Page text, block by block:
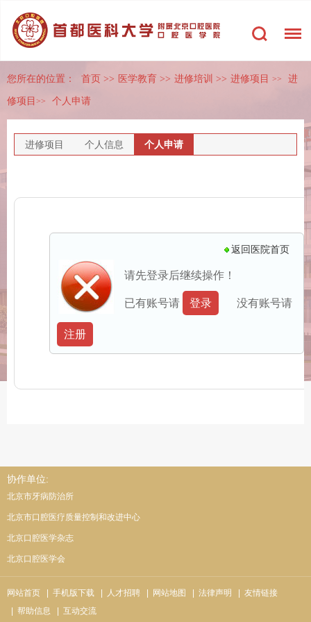
您所在的位置： 首页 >> 医学教育 >> 进修培训 >> 进修项目 >> 进
修项目 >> 个人申请
进修项目 个人信息 个人申请
返回医院首页
请先登录后继续操作！
已有账号请 登录 没有账号请
注册
协作单位:
北京市牙病防治所
北京市口腔医疗质量控制和改进中心
北京口腔医学杂志
北京口腔医学会
网站首页 | 手机版下载 | 人才招聘 | 网站地图 | 法律声明
| 友情链接
| 帮助信息
| 互动交流